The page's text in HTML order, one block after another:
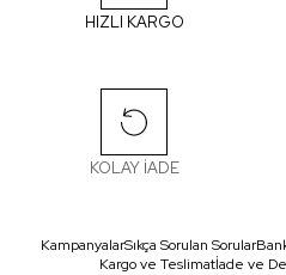
HIZLI KARGO
KOLAY İADE
KampanyalarSıkça Sorulan Sorular
Kargo ve Teslimatİade ve